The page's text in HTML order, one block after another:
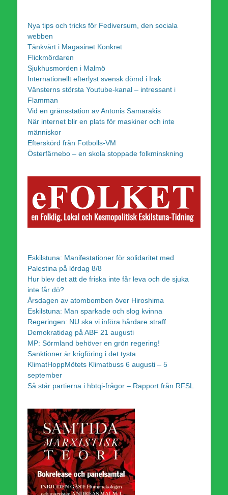
Nya tips och tricks för Fediversum, den sociala
webben
Tänkvärt i Magasinet Konkret
Flickmördaren
Sjukhusmorden i Malmö
Internationellt efterlyst svensk dömd i Irak
Vänsterns största Youtube-kanal – intressant i
Flamman
Vid en gränsstation av Antonis Samarakis
När internet blir en plats för maskiner och inte
människor
Efterskörd från Fotbolls-VM
Österfärnebo – en skola stoppade folkminskning
Eskilstuna: Manifestationer för solidaritet med
Palestina på lördag 8/8
Hur blev det att de friska inte får leva och de sjuka
inte får dö?
Årsdagen av atombomben över Hiroshima
Eskilstuna: Man sparkade och slog kvinna
Regeringen: NU ska vi införa hårdare straff
Demokratidag på ABF 21 augusti
MP: Sörmland behöver en grön regering!
Sanktioner är krigföring i det tysta
KlimatHoppMötets Klimatbuss 6 augusti – 5
september
Så står partierna i hbtqi-frågor – Rapport från RFSL